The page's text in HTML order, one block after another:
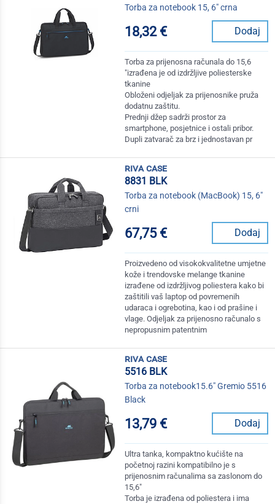
Torba za notebook 15, 6" crna
18,32 € Dodaj
Torba za prijenosna računala do 15,6
"izrađena je od izdržljive poliesterske
tkanine
Obloženi odjeljak za prijenosnike pruža
dodatnu zaštitu.
Prednji džep sadrži prostor za
smartphone, posjetnice i ostali pribor.
Dupli zatvarač za brz i jednostavan pr
riva case
8831 BLK
Torba za notebook (MacBook) 15, 6"
crni
67,75 € Dodaj
Proizvedeno od visokokvalitetne umjetne
kože i trendovske melange tkanine
izrađene od izdržljivog poliestera kako bi
zaštitili vaš laptop od povremenih
udaraca i ogrebotina, kao i od prašine i
vlage. Odjeljak za prijenosno računalo s
nepropusnim patentnim
riva case
5516 BLK
Torba za notebook15.6" Gremio 5516
Black
13,79 € Dodaj
Ultra tanka, kompaktno kućište na
početnoj razini kompatibilno je s
prijenosnim računalima sa zaslonom do
15,6"
Torba je izrađena od poliestera i ima